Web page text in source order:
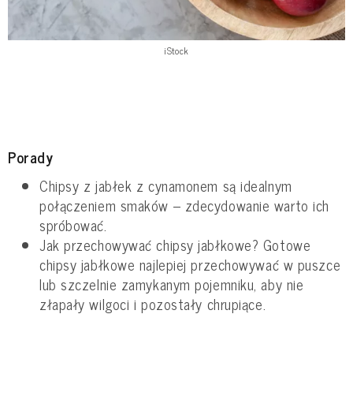
iStock
Porady
Chipsy z jabłek z cynamonem są idealnym
połączeniem smaków – zdecydowanie warto ich
spróbować.
Jak przechowywać chipsy jabłkowe? Gotowe
chipsy jabłkowe najlepiej przechowywać w puszce
lub szczelnie zamykanym pojemniku, aby nie
złapały wilgoci i pozostały chrupiące.